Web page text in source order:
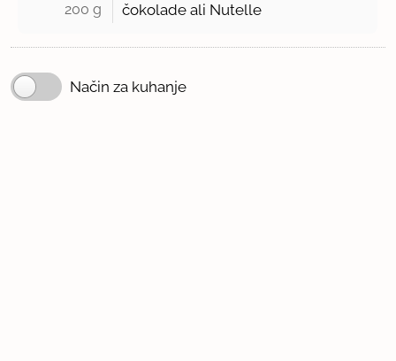
200 g čokolade ali Nutelle
Način za kuhanje